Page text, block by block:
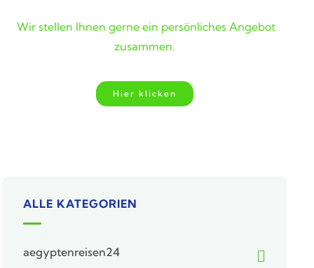
Wir stellen Ihnen gerne ein persönliches Angebot
zusammen.
Hier klicken
ALLE KATEGORIEN
aegyptenreisen24